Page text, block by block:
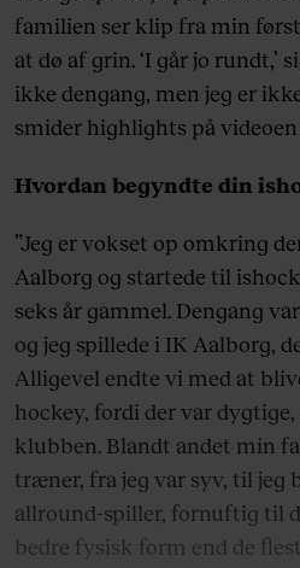
familien ser klip fra min
at dø af grin. ‘I går jo rundt,’
ikke dengang, men jeg er
smider highlights på videoen
Hvordan begyndte din
”Jeg er vokset op omkring
Aalborg og startede til
seks år gammel. Dengang
og jeg spillede i IK Aalborg,
Alligevel endte vi med at
hockey, fordi der var
klubben. Blandt andet min
træner, fra jeg var syv, til jeg
allround-spiller, fornuftig til
bedre fysisk form end de